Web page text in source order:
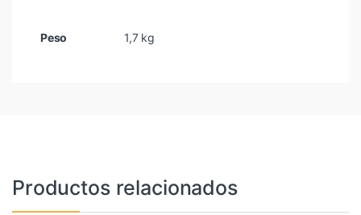
Peso 1,7 kg
Productos relacionados